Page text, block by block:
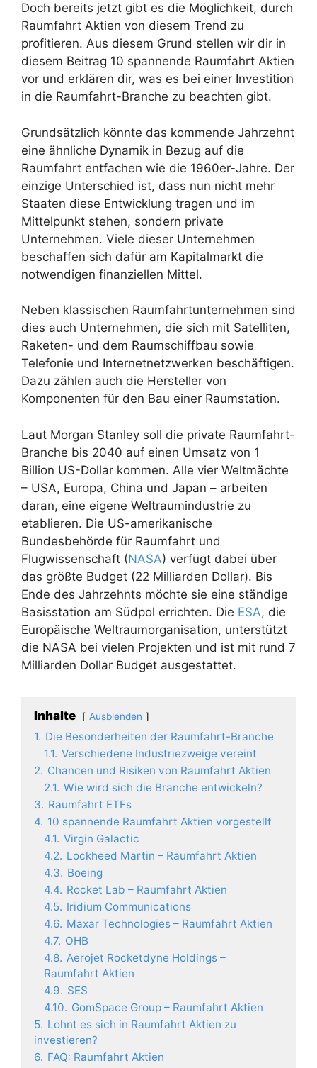
Doch bereits jetzt gibt es die Möglichkeit, durch
Raumfahrt Aktien von diesem Trend zu
profitieren. Aus diesem Grund stellen wir dir in
diesem Beitrag 10 spannende Raumfahrt Aktien
vor und erklären dir, was es bei einer Investition
in die Raumfahrt-Branche zu beachten gibt.
Grundsätzlich könnte das kommende Jahrzehnt
eine ähnliche Dynamik in Bezug auf die
Raumfahrt entfachen wie die 1960er-Jahre. Der
einzige Unterschied ist, dass nun nicht mehr
Staaten diese Entwicklung tragen und im
Mittelpunkt stehen, sondern private
Unternehmen. Viele dieser Unternehmen
beschaffen sich dafür am Kapitalmarkt die
notwendigen finanziellen Mittel.
Neben klassischen Raumfahrtunternehmen sind
dies auch Unternehmen, die sich mit Satelliten,
Raketen- und dem Raumschiffbau sowie
Telefonie und Internetnetzwerken beschäftigen.
Dazu zählen auch die Hersteller von
Komponenten für den Bau einer Raumstation.
Laut Morgan Stanley soll die private Raumfahrt-
Branche bis 2040 auf einen Umsatz von 1
Billion US-Dollar kommen. Alle vier Weltmächte
– USA, Europa, China und Japan – arbeiten
daran, eine eigene Weltraumindustrie zu
etablieren. Die US-amerikanische
Bundesbehörde für Raumfahrt und
Flugwissenschaft (NASA) verfügt dabei über
das größte Budget (22 Milliarden Dollar). Bis
Ende des Jahrzehnts möchte sie eine ständige
Basisstation am Südpol errichten. Die ESA, die
Europäische Weltraumorganisation, unterstützt
die NASA bei vielen Projekten und ist mit rund 7
Milliarden Dollar Budget ausgestattet.
Inhalte Ausblenden
1. Die Besonderheiten der Raumfahrt-Branche
1.1. Verschiedene Industriezweige vereint
2. Chancen und Risiken von Raumfahrt Aktien
2.1. Wie wird sich die Branche entwickeln?
3. Raumfahrt ETFs
4. 10 spannende Raumfahrt Aktien vorgestellt
4.1. Virgin Galactic
4.2. Lockheed Martin – Raumfahrt Aktien
4.3. Boeing
4.4. Rocket Lab – Raumfahrt Aktien
4.5. Iridium Communications
4.6. Maxar Technologies – Raumfahrt Aktien
4.7. OHB
4.8. Aerojet Rocketdyne Holdings –
Raumfahrt Aktien
4.9. SES
4.10. GomSpace Group – Raumfahrt Aktien
5. Lohnt es sich in Raumfahrt Aktien zu
investieren?
6. FAQ: Raumfahrt Aktien